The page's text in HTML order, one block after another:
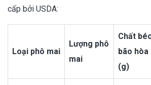
cấp bởi USDA:
Loại phô mai
Lượng phô
mai
Chất
bão hòa
(g)